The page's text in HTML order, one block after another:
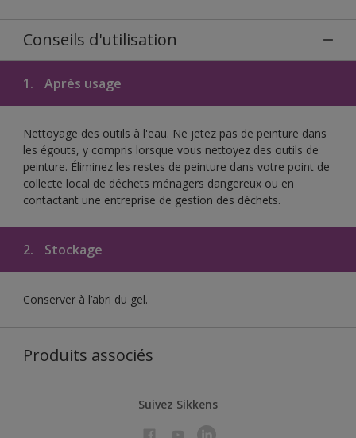
Conseils d'utilisation
1. Après usage
Nettoyage des outils à l'eau. Ne jetez pas de peinture dans
les égouts, y compris lorsque vous nettoyez des outils de
peinture. Éliminez les restes de peinture dans votre point de
collecte local de déchets ménagers dangereux ou en
contactant une entreprise de gestion des déchets.
2. Stockage
Conserver à l’abri du gel.
Produits associés
Suivez Sikkens